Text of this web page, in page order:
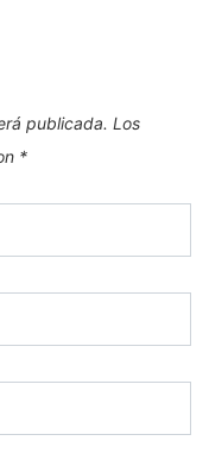
publicada. Los
*